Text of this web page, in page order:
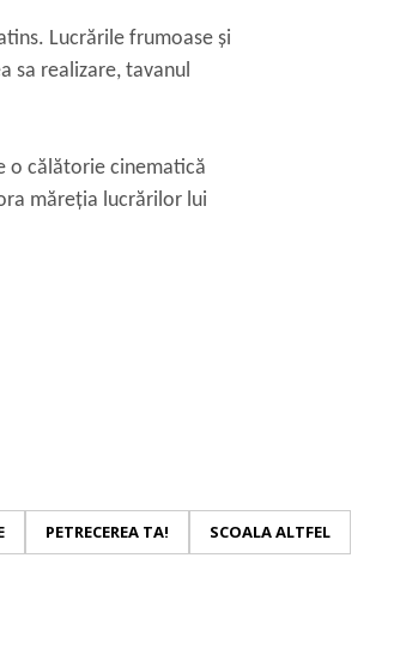
Lucrările frumoase și
sa realizare, tavanul
o călătorie cinematică
măreția lucrărilor lui
PETRECEREA TA! SCOALA ALTFEL